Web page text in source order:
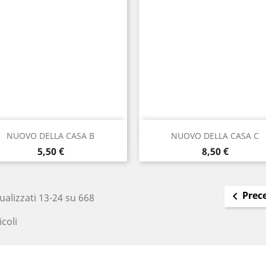
NUOVO DELLA CASA B
Prezzo
5,50 €
Anteprima NUOVO DELLA CASA C
Prezzo
8,50 €
Anteprima
13-24 su 668
